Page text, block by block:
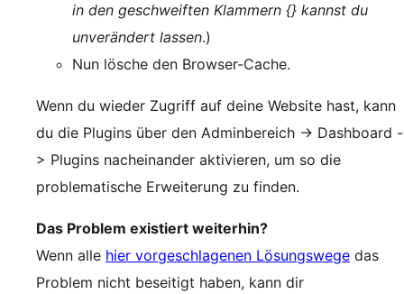
in den geschweiften Klammern {} kannst du
unverändert lassen.)
Nun lösche den Browser-Cache.
Wenn du wieder Zugriff auf deine Website hast, kann
du die Plugins über den Adminbereich -> Dashboard -
> Plugins nacheinander aktivieren, um so die
problematische Erweiterung zu finden.
Das Problem existiert weiterhin?
Wenn alle hier vorgeschlagenen Lösungswege das
Problem nicht beseitigt haben, kann dir